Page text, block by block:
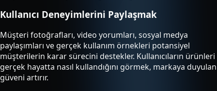
Kullanıcı Deneyimlerini Paylaşmak
Müşteri fotoğrafları, video yorumları, sosyal medya
paylaşımları ve gerçek kullanım örnekleri potansiyel
müşterilerin karar sürecini destekler. Kullanıcıların ürünleri
gerçek hayatta nasıl kullandığını görmek, markaya duyulan
güveni artırır.